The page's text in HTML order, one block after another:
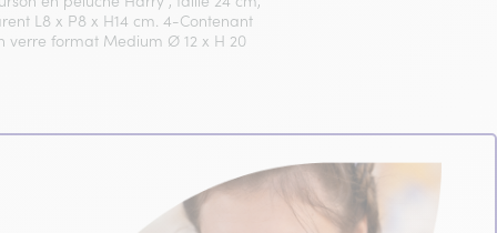
L8 x P8 x H14 cm. 4-Contenant
verre format Medium Ø 12 x H 20